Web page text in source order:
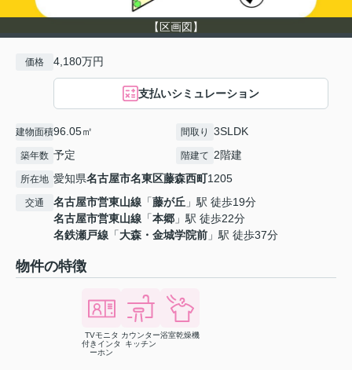
【区画図】
価格 4,180万円
支払いシミュレーション
建物面積96.05㎡ 間取り 3SLDK
築年数 予定 階建て 2階建
所在地 愛知県名古屋市名東区藤森西町1205
交通 名古屋市営東山線 「藤が丘 」駅 徒歩19分
名古屋市営東山線 「本郷 」駅 徒歩22分
名鉄瀬戸線 「大森・金城学院前 」駅 徒歩37分
物件の特徴
TVモニタ
付きインタ
ーホン
カウンター
キッチン
浴室乾燥機